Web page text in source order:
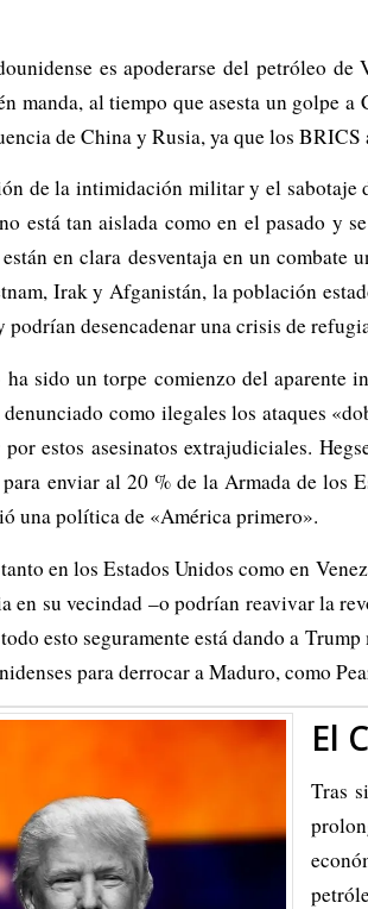
es apoderarse del petróleo
manda, al tiempo que asesta un
de China y Rusia, ya que los
de la intimidación militar y el
está tan aislada como en el pasado y
en clara desventaja en un
Irak y Afganistán, la población
desencadenar una crisis de
ha sido un torpe comienzo del
como ilegales los ataques
estos asesinatos extrajudiciales.
enviar al 20 % de la Armada de
una política de «América primero».
en los Estados Unidos como en
su vecindad –o podrían reavivar la
esto seguramente está dando a
para derrocar a Maduro, como
El
Tras